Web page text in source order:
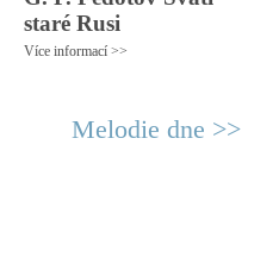
staré Rusi
Více informací >>
Melodie dne >>